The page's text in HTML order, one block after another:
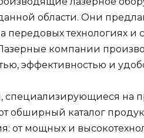
области. Они
передовых технологиях и
компании
эффективностью и
специализирующиеся на
обширный каталог
от мощных и